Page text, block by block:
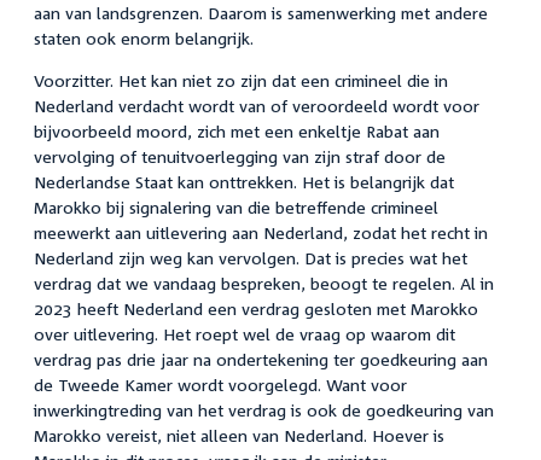
aan van landsgrenzen. Daarom is samenwerking met andere
staten ook enorm belangrijk.
Voorzitter. Het kan niet zo zijn dat een crimineel die in
Nederland verdacht wordt van of veroordeeld wordt voor
bijvoorbeeld moord, zich met een enkeltje Rabat aan
vervolging of tenuitvoerlegging van zijn straf door de
Nederlandse Staat kan onttrekken. Het is belangrijk dat
Marokko bij signalering van die betreffende crimineel
meewerkt aan uitlevering aan Nederland, zodat het recht in
Nederland zijn weg kan vervolgen. Dat is precies wat het
verdrag dat we vandaag bespreken, beoogt te regelen. Al in
2023 heeft Nederland een verdrag gesloten met Marokko
over uitlevering. Het roept wel de vraag op waarom dit
verdrag pas drie jaar na ondertekening ter goedkeuring aan
de Tweede Kamer wordt voorgelegd. Want voor
inwerkingtreding van het verdrag is ook de goedkeuring van
Marokko vereist, niet alleen van Nederland. Hoever is